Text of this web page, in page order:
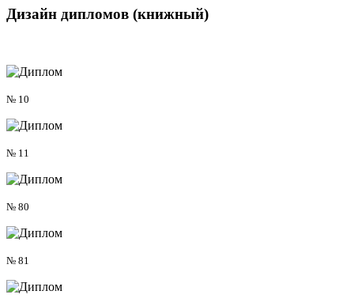
Дизайн дипломов (книжный)
№ 10
№ 11
№ 80
№ 81